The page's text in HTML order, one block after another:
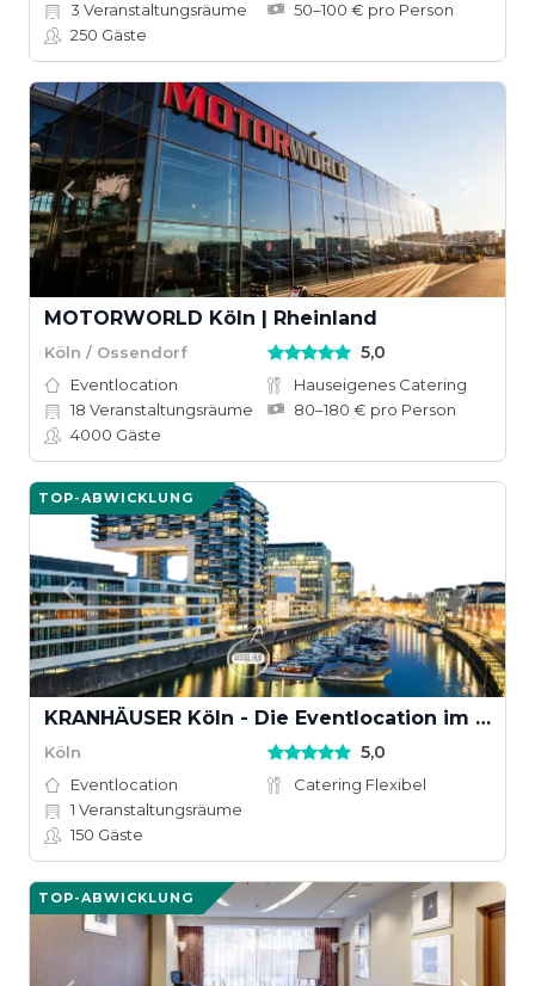
3 Veranstaltungsräume
50–100 € pro Person
250 Gäste
MOTORWORLD Köln | Rheinland
Köln / Ossendorf 5,0
Eventlocation
Hauseigenes Catering
18 Veranstaltungsräume
80–180 € pro Person
4000 Gäste
TOP-ABWICKLUNG
KRANHÄUSER Köln - Die Eventlocation im KRANHAUS NORD am Rhein
Köln 5,0
Eventlocation
Catering Flexibel
1 Veranstaltungsräume
150 Gäste
TOP-ABWICKLUNG